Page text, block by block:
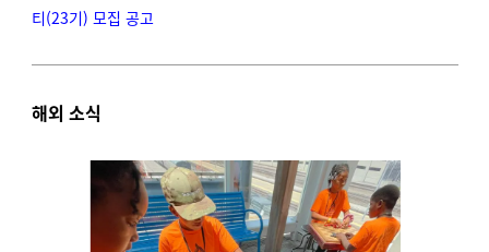
티(23기) 모집 공고
해외 소식